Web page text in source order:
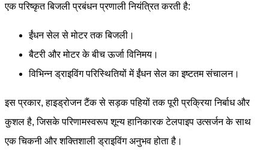
एक परिष्कृत बिजली प्रबंधन प्रणाली नियंत्रित करती है:
ईंधन सेल से मोटर तक बिजली।
बैटरी और मोटर के बीच ऊर्जा विनिमय।
विभिन्न ड्राइविंग परिस्थितियों में ईंधन सेल का इष्टतम संचालन।
इस प्रकार, हाइड्रोजन टैंक से सड़क पहियों तक पूरी प्रक्रिया निर्बाध और
कुशल है, जिसके परिणामस्वरूप शून्य हानिकारक टेलपाइप उत्सर्जन के साथ
एक चिकनी और शक्तिशाली ड्राइविंग अनुभव होता है।